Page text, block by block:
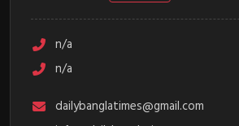
n/a
n/a
dailybanglatimes@gmail.com